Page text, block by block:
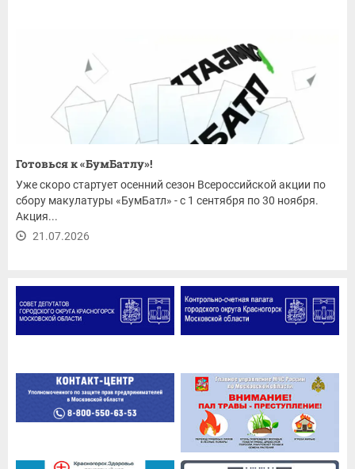
Готовься к «БумБатлу»!
Уже скоро стартует осенний сезон Всероссийской акции по
сбору макулатуры «БумБатл» - с 1 сентября по 30 ноября.
Акция...
21.07.2026